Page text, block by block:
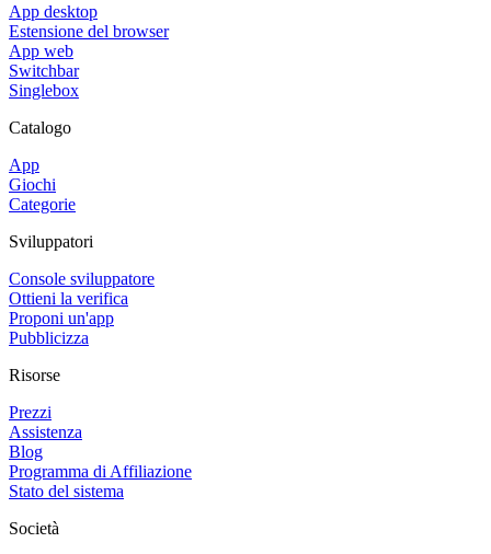
App desktop
Estensione del browser
App web
Switchbar
Singlebox
Catalogo
App
Giochi
Categorie
Sviluppatori
Console sviluppatore
Ottieni la verifica
Proponi un'app
Pubblicizza
Risorse
Prezzi
Assistenza
Blog
Programma di Affiliazione
Stato del sistema
Società